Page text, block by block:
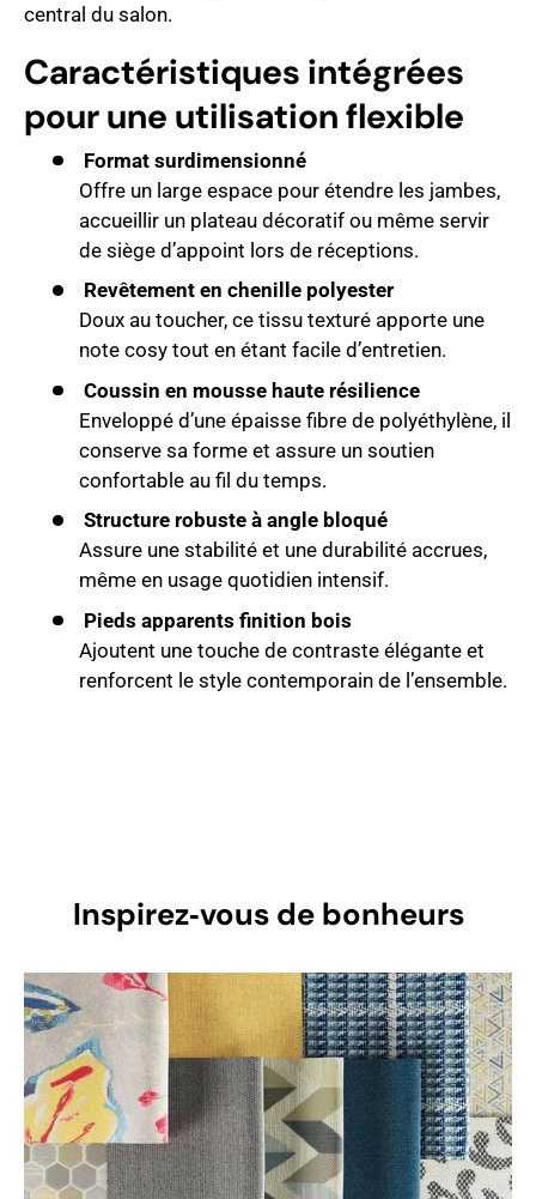
central du salon.
Caractéristiques intégrées
pour une utilisation flexible
Format surdimensionné
Offre un large espace pour étendre les jambes,
accueillir un plateau décoratif ou même servir
de siège d’appoint lors de réceptions.
Revêtement en chenille polyester
Doux au toucher, ce tissu texturé apporte une
note cosy tout en étant facile d’entretien.
Coussin en mousse haute résilience
Enveloppé d’une épaisse fibre de polyéthylène, il
conserve sa forme et assure un soutien
confortable au fil du temps.
Structure robuste à angle bloqué
Assure une stabilité et une durabilité accrues,
même en usage quotidien intensif.
Pieds apparents finition bois
Ajoutent une touche de contraste élégante et
renforcent le style contemporain de l’ensemble.
Inspirez‑vous de bonheurs